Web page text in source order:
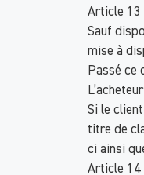
Article 13
Sauf
mise à
Passé ce
Si le
titre de
ci ainsi
Article 14